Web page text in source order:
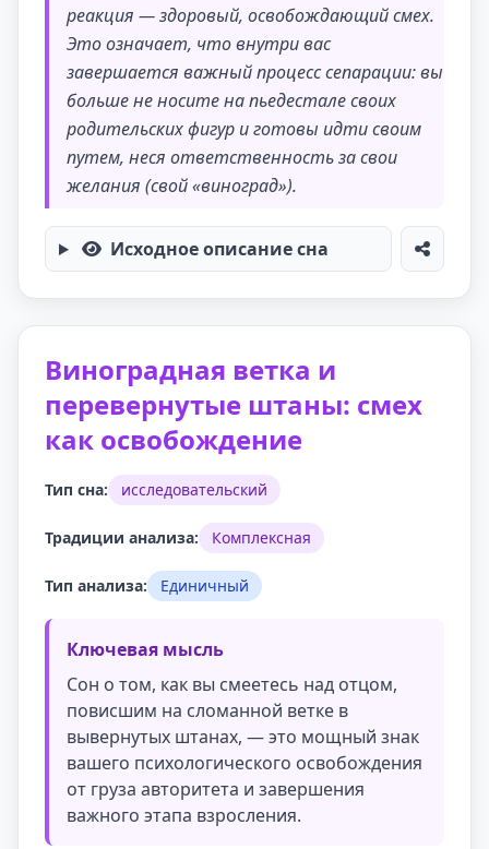
реакция — здоровый, освобождающий смех.
Это означает, что внутри вас
завершается важный процесс сепарации: вы
больше не носите на пьедестале своих
родительских фигур и готовы идти своим
путем, неся ответственность за свои
желания (свой «виноград»).
Исходное описание сна
Виноградная ветка и
перевернутые штаны: смех
как освобождение
Тип сна: исследовательский
Традиции анализа: Комплексная
Тип анализа: Единичный
Ключевая мысль
Сон о том, как вы смеетесь над отцом,
повисшим на сломанной ветке в
вывернутых штанах, — это мощный знак
вашего психологического освобождения
от груза авторитета и завершения
важного этапа взросления.